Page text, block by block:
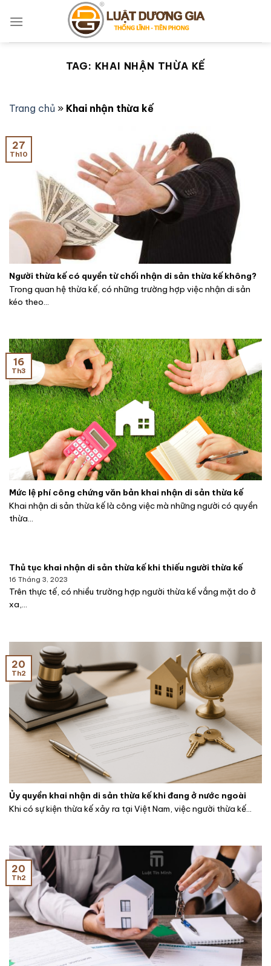
qua
TAG: KHAI NHẬN THỪA KẾ
Trang chủ » Khai nhận thừa kế
Người thừa kế có quyền từ chối nhận di sản thừa kế không?
Trong quan hệ thừa kế, có những trường hợp việc nhận di sản
kéo theo...
27
Th10
Mức lệ phí công chứng văn bản khai nhận di sản thừa kế
Khai nhận di sản thừa kế là công việc mà những người có quyền
thừa...
16
Th3
Thủ tục khai nhận di sản thừa kế khi thiếu người thừa kế
16 Tháng 3, 2023
Trên thực tế, có nhiều trường hợp người thừa kế vắng mặt do ở
xa,...
Ủy quyền khai nhận di sản thừa kế khi đang ở nước ngoài
Khi có sự kiện thừa kế xảy ra tại Việt Nam, việc người thừa kế...
20
Th2
20
Th2